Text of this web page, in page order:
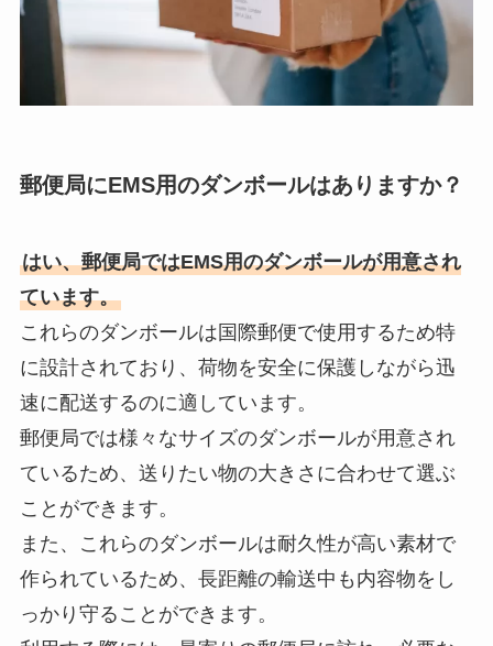
郵便局にEMS用のダンボールはありますか？
はい、郵便局ではEMS用のダンボールが用意され
ています。
これらのダンボールは国際郵便で使用するため特
に設計されており、荷物を安全に保護しながら迅
速に配送するのに適しています。
郵便局では様々なサイズのダンボールが用意され
ているため、送りたい物の大きさに合わせて選ぶ
ことができます。
また、これらのダンボールは耐久性が高い素材で
作られているため、長距離の輸送中も内容物をし
っかり守ることができます。